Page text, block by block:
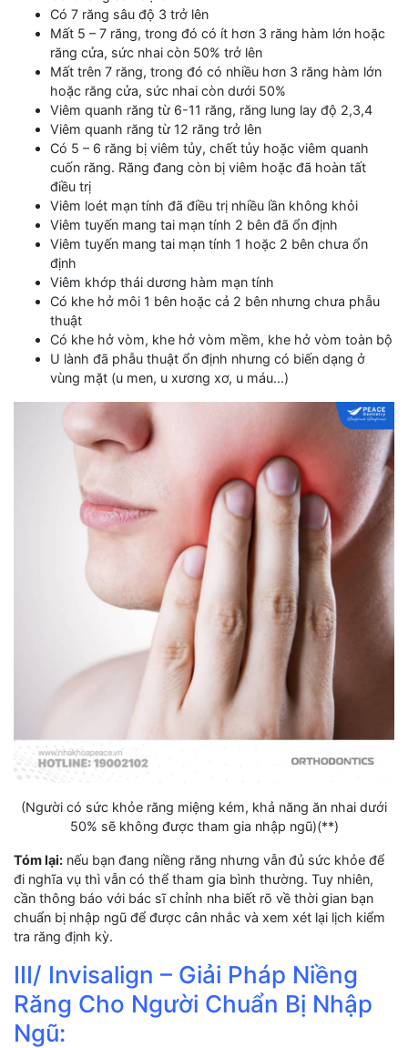
Có 7 răng sâu độ 3 trở lên
Mất 5 – 7 răng, trong đó có ít hơn 3 răng hàm lớn hoặc
răng cửa, sức nhai còn 50% trở lên
Mất trên 7 răng, trong đó có nhiều hơn 3 răng hàm lớn
hoặc răng cửa, sức nhai còn dưới 50%
Viêm quanh răng từ 6-11 răng, răng lung lay độ 2,3,4
Viêm quanh răng từ 12 răng trở lên
Có 5 – 6 răng bị viêm tủy, chết tủy hoặc viêm quanh
cuốn răng. Răng đang còn bị viêm hoặc đã hoàn tất
điều trị
Viêm loét mạn tính đã điều trị nhiều lần không khỏi
Viêm tuyến mang tai mạn tính 2 bên đã ổn định
Viêm tuyến mang tai mạn tính 1 hoặc 2 bên chưa ổn
định
Viêm khớp thái dương hàm mạn tính
Có khe hở môi 1 bên hoặc cả 2 bên nhưng chưa phẫu
thuật
Có khe hở vòm, khe hở vòm mềm, khe hở vòm toàn bộ
U lành đã phẫu thuật ổn định nhưng có biến dạng ở
vùng mặt (u men, u xương xơ, u máu…)
(Người có sức khỏe răng miệng kém, khả năng ăn nhai dưới
50% sẽ không được tham gia nhập ngũ)(**)
Tóm lại: nếu bạn đang niềng răng nhưng vẫn đủ sức khỏe để
đi nghĩa vụ thì vẫn có thể tham gia bình thường. Tuy nhiên,
cần thông báo với bác sĩ chỉnh nha biết rõ về thời gian bạn
chuẩn bị nhập ngũ để được cân nhắc và xem xét lại lịch kiểm
tra răng định kỳ.
III/ Invisalign – Giải Pháp Niềng
Răng Cho Người Chuẩn Bị Nhập
Ngũ: